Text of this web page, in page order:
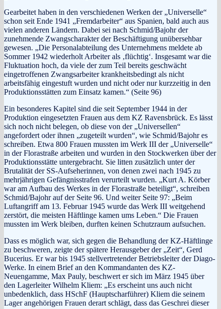
Gearbeitet haben in den verschiedenen Werken der „Universelle“
schon seit Ende 1941 „Fremdarbeiter“ aus Spanien, bald auch aus
vielen anderen Ländern. Dabei sei nach Schmid/Bajohr der
zunehmende Zwangscharakter der Beschäftigung unübersehbar
gewesen. „Die Personalabteilung des Unternehmens meldete ab
Sommer 1942 wiederholt Arbeiter als ‚flüchtig‘. Insgesamt war die
Fluktuation hoch, da viele der zum Teil bereits geschwächt
eingetroffenen Zwangsarbeiter krankheitsbedingt als nicht
arbeitsfähig eingestuft wurden und nicht oder nur kurzzeitig in den
Produktionsstätten zum Einsatz kamen.“ (Seite 96)
Ein besonderes Kapitel sind die seit September 1944 in der
Produktion eingesetzten Frauen aus dem KZ Ravensbrück. Es lässt
sich noch nicht belegen, ob diese von der „Universellen“
angefordert oder ihnen „zugeteilt wurden“, wie Schmid/Bajohr es
schreiben. Etwa 800 Frauen mussten im Werk III der „Universelle“
in der Florastraße arbeiten und wurden in den Stockwerken über der
Produktionsstätte untergebracht. Sie litten zusätzlich unter der
Brutalität der SS-Aufseherinnen, von denen zwei nach 1945 zu
mehrjährigen Gefängnisstrafen verurteilt wurden. „Kurt A. Körber
war am Aufbau des Werkes in der Florastraße beteiligt“, schreiben
Schmid/Bajohr auf der Seite 96. Und weiter Seite 97: „Beim
Luftangriff am 13. Februar 1945 wurde das Werk III weitgehend
zerstört, die meisten Häftlinge kamen ums Leben.“ Die Frauen
mussten im Werk bleiben, durften keinen Schutzraum aufsuchen.
Dass es möglich war, sich gegen die Behandlung der KZ-Häftlinge
zu beschweren, zeigte der spätere Herausgeber der „Zeit“, Gerd
Bucerius. Er war bis 1945 stellvertretender Betriebsleiter der Diago-
Werke. In einem Brief an den Kommandanten des KZ-
Neuengamme, Max Pauly, beschwert er sich im März 1945 über
den Lagerleiter Wilhelm Kliem: „Es erscheint uns auch nicht
unbedenklich, dass HSchF (Hauptscharführer) Kliem die seinem
Lager angehörigen Frauen derart schlägt, dass das Geschrei dieser